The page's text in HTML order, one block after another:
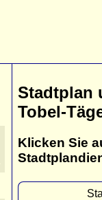
Stadtplan
Tobel-
Klicken Sie